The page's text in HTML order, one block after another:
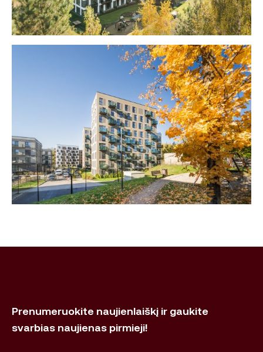
Prenumeruokite naujienlaiškį ir gaukite
svarbias naujienas pirmieji!